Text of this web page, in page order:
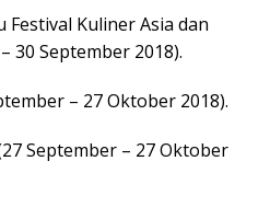
Kuliner Asia dan
30 September 2018).
– 27 Oktober 2018).
September – 27 Oktober